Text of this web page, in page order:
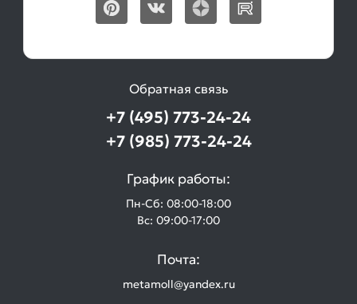
Обратная связь
+7 (495) 773-24-24
+7 (985) 773-24-24
График работы:
Пн-Сб: 08:00-18:00
Вс: 09:00-17:00
Почта:
metamoll@yandex.ru